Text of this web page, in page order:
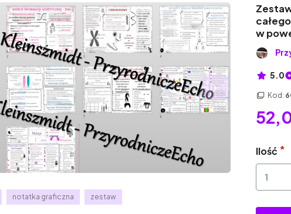
notatka graficzna zestaw
w
5.0
Kod:
Ilość